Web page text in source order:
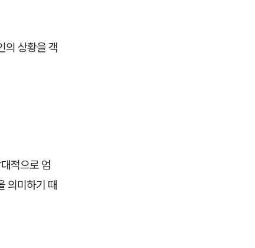
의 상황을 객
적으로 엄
의미하기 때